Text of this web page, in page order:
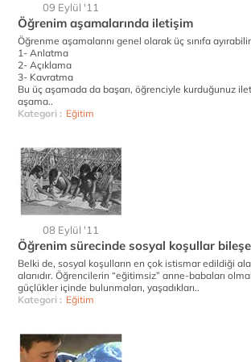
09 Eylül '11
Öğrenim aşamalarında iletişim
Öğrenme aşamalarını genel olarak üç sınıfa
1- Anlatma
2- Açıklama
3- Kavratma
Bu üç aşamada da başarı, öğrenciyle kurduğunuz
aşama..
Kategori : Eğitim
08 Eylül '11
Öğrenim sürecinde sosyal koşullar
Belki de, sosyal koşulların en çok istismar edildiği
alanıdır. Öğrencilerin “eğitimsiz” anne-babaları
güçlükler içinde bulunmaları, yaşadıkları..
Kategori : Eğitim